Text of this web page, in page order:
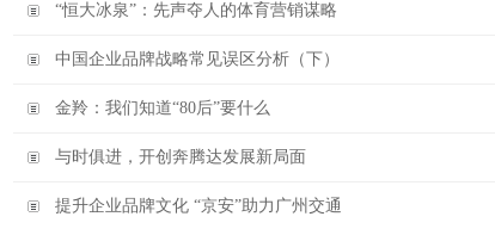
“恒大冰泉”：先声夺人的体育营销谋略
中国企业品牌战略常见误区分析（下）
金羚：我们知道“80后”要什么
与时俱进，开创奔腾达发展新局面
提升企业品牌文化 “京安”助力广州交通